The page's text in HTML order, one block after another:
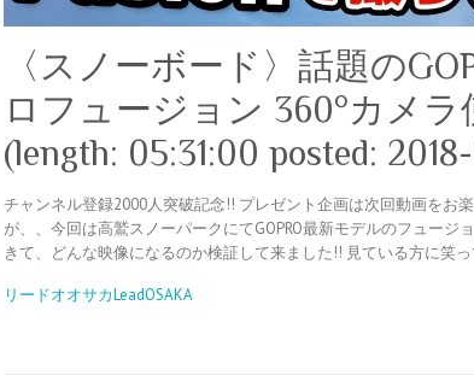
〈スノーボード〉話題の
ロフュージョン 360°カメラ
(length: 05:31:00 posted:
チャンネル登録2000人突破記念!! プレゼント企画は次回動画をお
が、、今回は高鷲スノーパークにてGOPRO最新モデルのフュー
きて、どんな映像になるのか検証して来ました!! 見ている方に笑
リードオオサカLeadOSAKA